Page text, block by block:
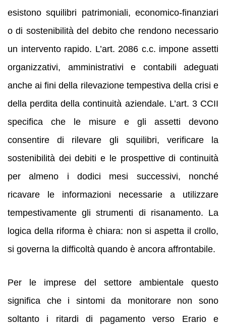
esistono squilibri patrimoniali, economico-finanziari
o di sostenibilità del debito che rendono necessario
un intervento rapido. L’art. 2086 c.c. impone assetti
organizzativi, amministrativi e contabili adeguati
anche ai fini della rilevazione tempestiva della crisi e
della perdita della continuità aziendale. L’art. 3 CCII
specifica che le misure e gli assetti devono
consentire di rilevare gli squilibri, verificare la
sostenibilità dei debiti e le prospettive di continuità
per almeno i dodici mesi successivi, nonché
ricavare le informazioni necessarie a utilizzare
tempestivamente gli strumenti di risanamento. La
logica della riforma è chiara: non si aspetta il crollo,
si governa la difficoltà quando è ancora affrontabile.
Per le imprese del settore ambientale questo
significa che i sintomi da monitorare non sono
soltanto i ritardi di pagamento verso Erario e